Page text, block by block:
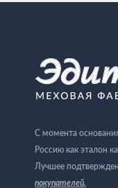
С момента
Россию как эталон
Лучшее
покупателей.